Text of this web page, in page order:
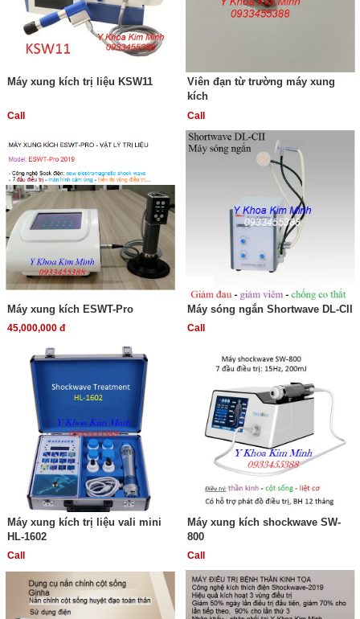
Máy xung kích trị liệu KSW11
Call
Viên đạn từ trường máy xung
kích
Call
Máy xung kích ESWT-Pro
45,000,000 đ
Máy sóng ngắn Shortwave DL-CII
Call
Máy xung kích trị liệu vali mini
HL-1602
Call
Máy xung kích shockwave SW-
800
Call